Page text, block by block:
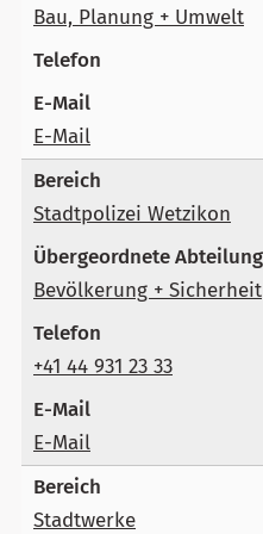
Bau, Planung + Umwelt
E-Mail
Stadtpolizei Wetzikon
Bevölkerung + Sicherheit
+41 44 931 23 33
E-Mail
Stadtwerke